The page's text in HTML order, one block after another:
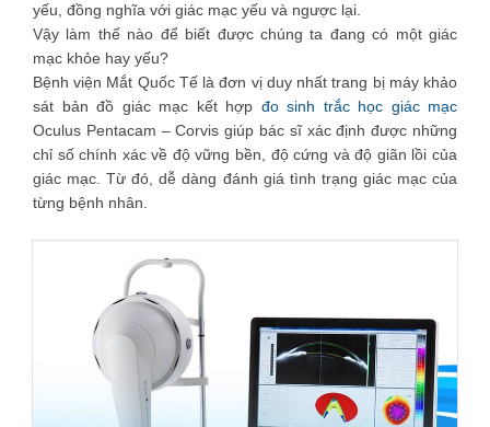
yếu, đồng nghĩa với giác mạc yếu và ngược lại.
Vậy làm thế nào để biết được chúng ta đang có một giác
mạc khỏe hay yếu?
Bệnh viện Mắt Quốc Tế là đơn vị duy nhất trang bị máy khảo
sát bản đồ giác mạc kết hợp đo sinh trắc học giác mạc
Oculus Pentacam – Corvis giúp bác sĩ xác định được những
chỉ số chính xác về độ vững bền, độ cứng và độ giãn lồi của
giác mạc. Từ đó, dễ dàng đánh giá tình trạng giác mạc của
từng bệnh nhân.